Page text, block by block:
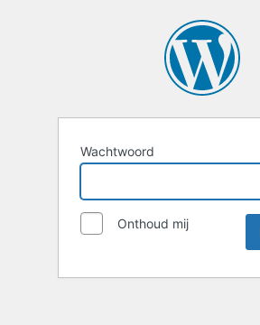
Wachtwoord
Onthoud mij